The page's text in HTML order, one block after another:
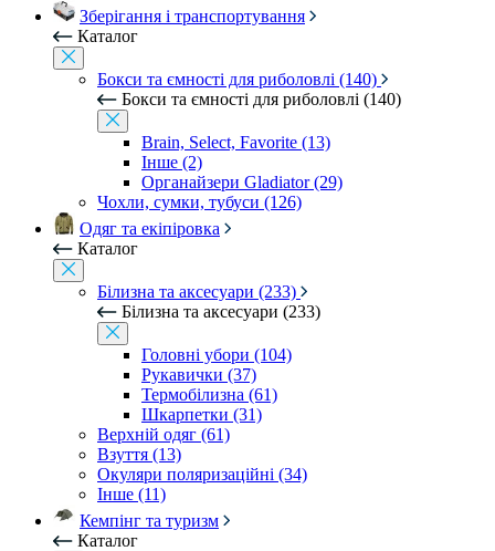
Зберігання і транспортування
Каталог
Бокси та ємності для риболовлі (140)
Бокси та ємності для риболовлі (140)
Brain, Select, Favorite (13)
Інше (2)
Органайзери Gladiator (29)
Чохли, сумки, тубуси (126)
Одяг та екіпіровка
Каталог
Білизна та аксесуари (233)
Білизна та аксесуари (233)
Головні убори (104)
Рукавички (37)
Термобілизна (61)
Шкарпетки (31)
Верхній одяг (61)
Взуття (13)
Окуляри поляризаційні (34)
Інше (11)
Кемпінг та туризм
Каталог